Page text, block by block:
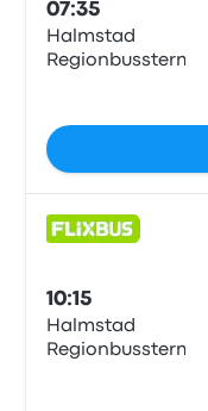
07:35
Halmstad
Regionbussterm
10:15
Halmstad
Regionbussterm